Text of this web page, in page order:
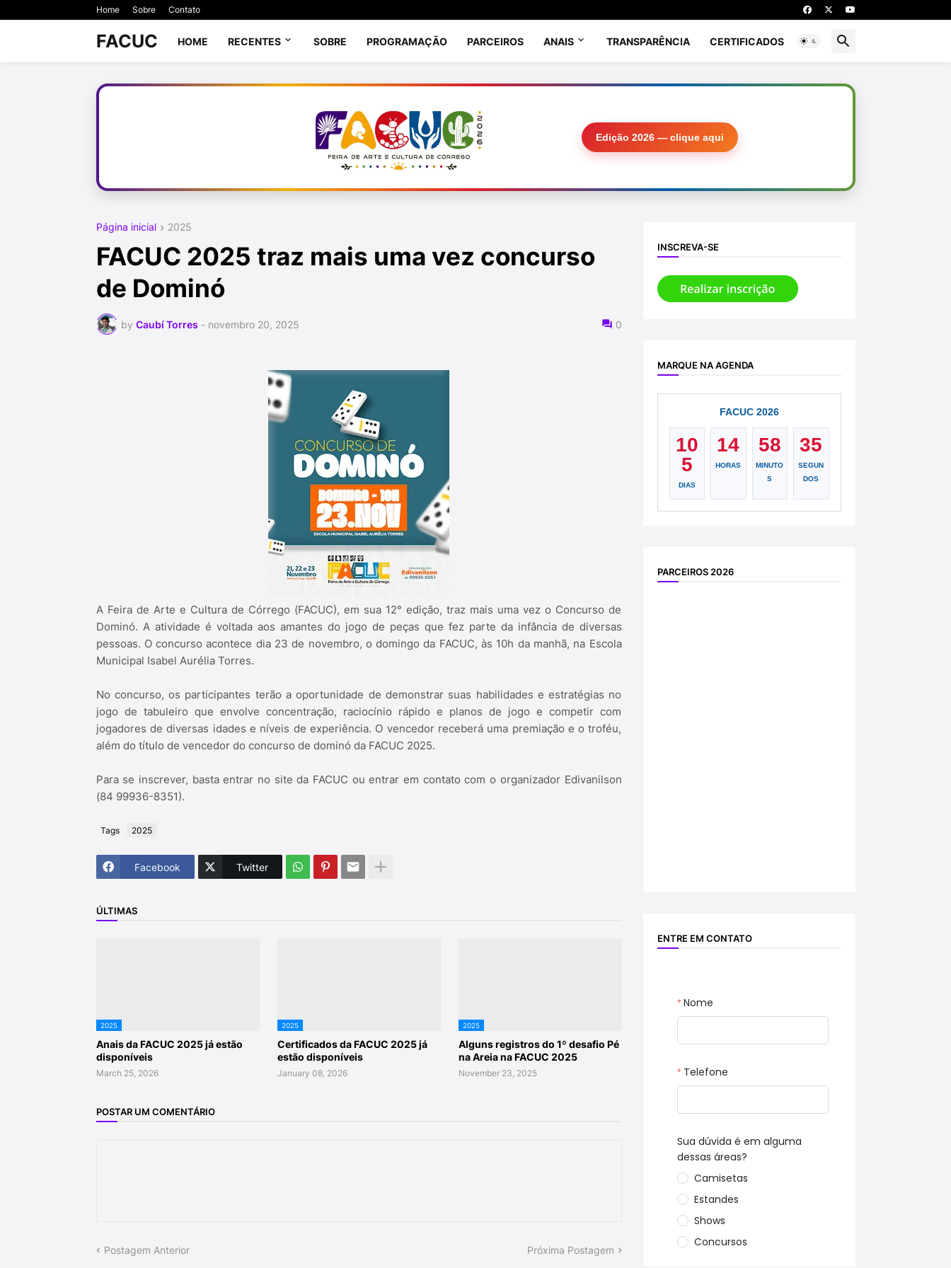
Home Sobre Contato
FACUC HOME RECENTES SOBRE PROGRAMAÇÃO PARCEIROS ANAIS TRANSPARÊNCIA CERTIFICADOS
Edição 2026 — clique aqui
Página inicial 2025
FACUC 2025 traz mais uma vez concurso
de Dominó
by Caubí Torres - novembro 20, 2025 0
A Feira de Arte e Cultura de Córrego (FACUC), em sua 12° edição, traz mais uma vez o Concurso de
Dominó. A atividade é voltada aos amantes do jogo de peças que fez parte da infância de diversas
pessoas. O concurso acontece dia 23 de novembro, o domingo da FACUC, às 10h da manhã, na Escola
Municipal Isabel Aurélia Torres.
No concurso, os participantes terão a oportunidade de demonstrar suas habilidades e estratégias no
jogo de tabuleiro que envolve concentração, raciocínio rápido e planos de jogo e competir com
jogadores de diversas idades e níveis de experiência. O vencedor receberá uma premiação e o troféu,
além do título de vencedor do concurso de dominó da FACUC 2025.
Para se inscrever, basta entrar no site da FACUC ou entrar em contato com o organizador Edivanilson
(84 99936-8351).
Tags 2025
Facebook Twitter
ÚLTIMAS
2025
Anais da FACUC 2025 já estão
disponíveis
March 25, 2026
2025
Certificados da FACUC 2025 já
estão disponíveis
January 08, 2026
2025
Alguns registros do 1º desafio Pé
na Areia na FACUC 2025
November 23, 2025
POSTAR UM COMENTÁRIO
Postagem Anterior Próxima Postagem
INSCREVA-SE
MARQUE NA AGENDA
FACUC 2026
10
5
DIAS
14
HORAS
58
MINUTO
S
34
SEGUN
DOS
PARCEIROS 2026
ENTRE EM CONTATO